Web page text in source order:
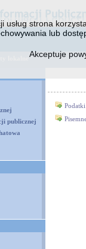
usług strona
lub
Akceptuje
publicznej